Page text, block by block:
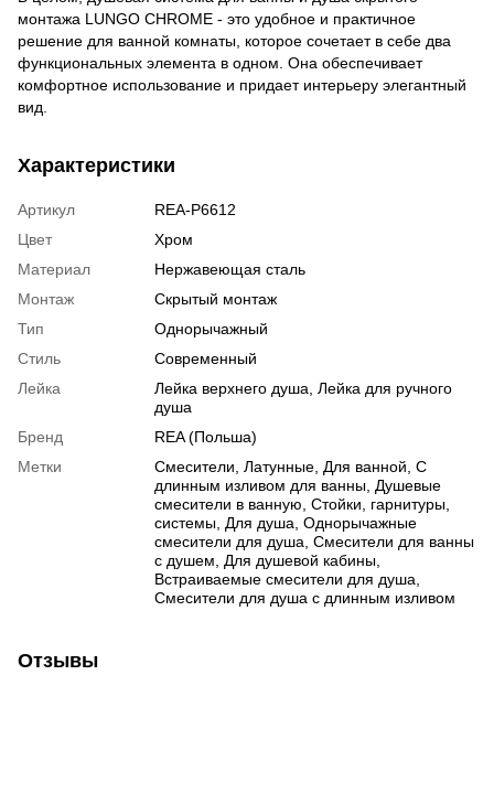
монтажа LUNGO CHROME - это удобное и практичное
решение для ванной комнаты, которое сочетает в себе два
функциональных элемента в одном. Она обеспечивает
комфортное использование и придает интерьеру элегантный
вид.
Характеристики
Артикул
REA-P6612
Цвет
Хром
Материал
Нержавеющая сталь
Монтаж
Скрытый монтаж
Тип
Однорычажный
Стиль
Современный
Лейка
Лейка верхнего душа, Лейка для ручного
душа
Бренд
REA (Польша)
Метки
Смесители, Латунные, Для ванной, С
длинным изливом для ванны, Душевые
смесители в ванную, Стойки, гарнитуры,
системы, Для душа, Однорычажные
смесители для душа, Смесители для ванны
с душем, Для душевой кабины,
Встраиваемые смесители для душа,
Смесители для душа с длинным изливом
Отзывы